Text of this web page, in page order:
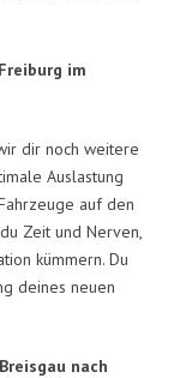
im
dir noch weitere
Auslastung
auf den
Zeit und Nerven,
kümmern. Du
deines neuen
nach